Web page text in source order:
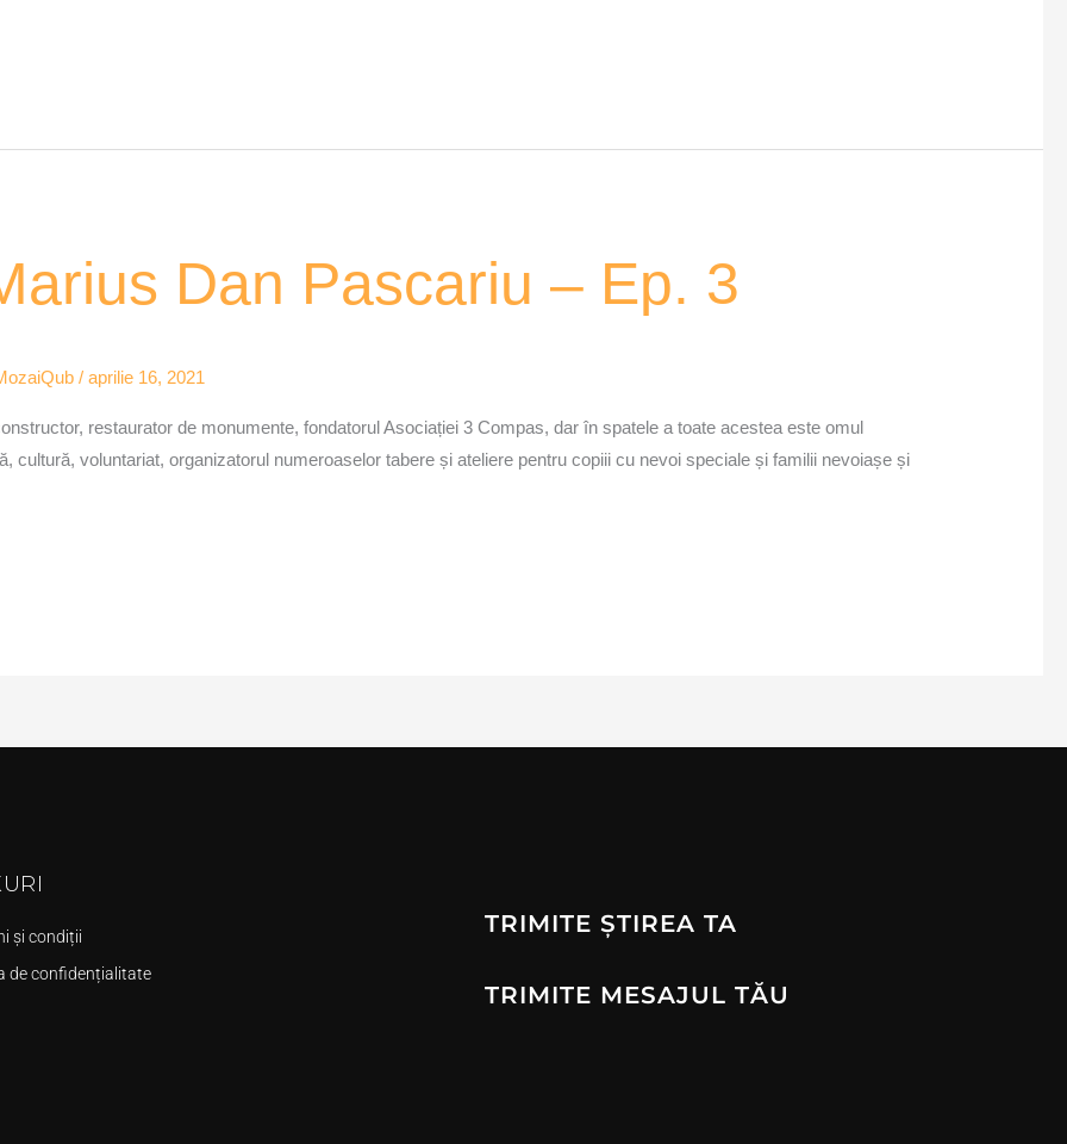
Dan Pascariu – Ep. 3
/aprilie 16, 2021
restaurator de monumente, fondatorul Asociației 3 Compas, dar în spatele a toate acestea este omul
cultură, voluntariat, organizatorul numeroaselor tabere și ateliere pentru copiii cu nevoi speciale și familii nevoiașe și
și condiții
de confidențialitate
TRIMITE ȘTIREA TA
TRIMITE MESAJUL TĂU